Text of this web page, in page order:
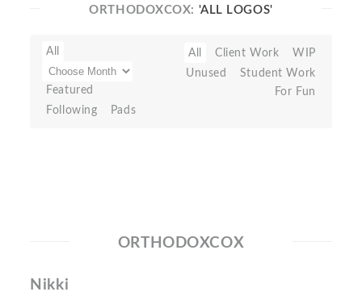
ORTHODOXCOX: 'ALL LOGOS'
All
Featured
Following
Pads
All Client Work
WIP
Unused
Student Work
For Fun
ORTHODOXCOX
Nikki